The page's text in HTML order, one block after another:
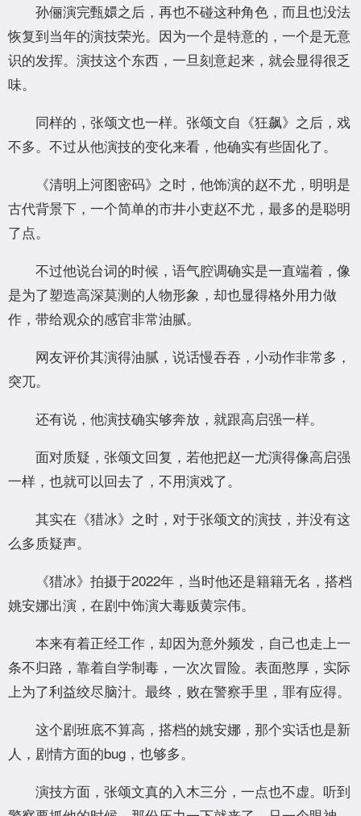
孙俪演完甄嬛之后，再也不碰这种角色，而且也没法
恢复到当年的演技荣光。因为一个是特意的，一个是无意
识的发挥。演技这个东西，一旦刻意起来，就会显得很乏
味。
同样的，张颂文也一样。张颂文自《狂飙》之后，戏
不多。不过从他演技的变化来看，他确实有些固化了。
《清明上河图密码》之时，他饰演的赵不尤，明明是
古代背景下，一个简单的市井小吏赵不尤，最多的是聪明
了点。
不过他说台词的时候，语气腔调确实是一直端着，像
是为了塑造高深莫测的人物形象，却也显得格外用力做
作，带给观众的感官非常油腻。
网友评价其演得油腻，说话慢吞吞，小动作非常多，
突兀。
还有说，他演技确实够奔放，就跟高启强一样。
面对质疑，张颂文回复，若他把赵一尤演得像高启强
一样，也就可以回去了，不用演戏了。
其实在《猎冰》之时，对于张颂文的演技，并没有这
么多质疑声。
《猎冰》拍摄于2022年，当时他还是籍籍无名，搭档
姚安娜出演，在剧中饰演大毒贩黄宗伟。
本来有着正经工作，却因为意外频发，自己也走上一
条不归路，靠着自学制毒，一次次冒险。表面憨厚，实际
上为了利益绞尽脑汁。最终，败在警察手里，罪有应得。
这个剧班底不算高，搭档的姚安娜，那个实话也是新
人，剧情方面的bug，也够多。
演技方面，张颂文真的入木三分，一点也不虚。听到